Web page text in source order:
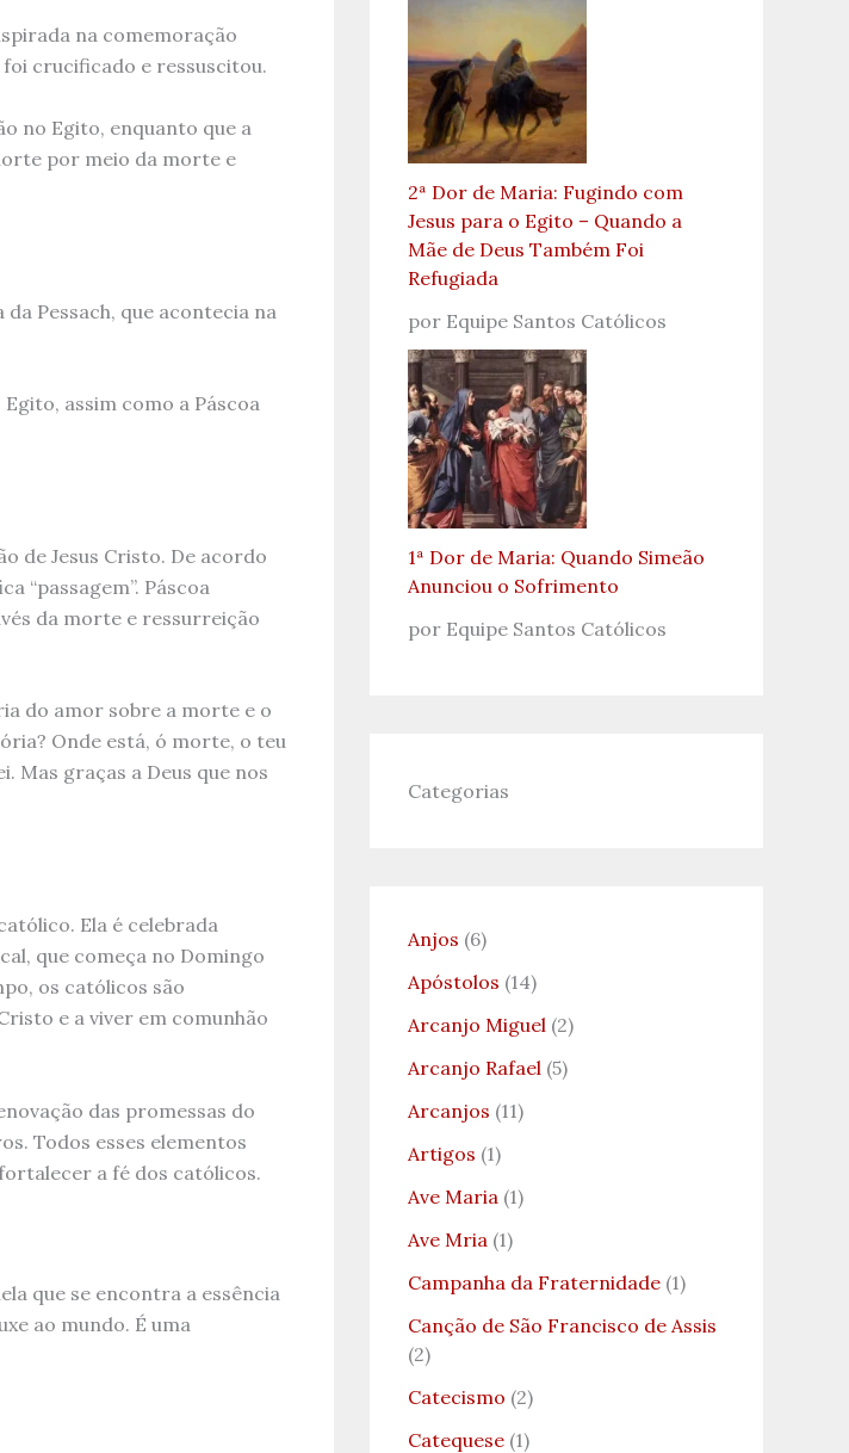
na comemoração
foi crucificado e ressuscitou.
no Egito, enquanto que a
por meio da morte e
Pessach, que acontecia na
assim como a Páscoa
de Jesus Cristo. De acordo
“passagem”. Páscoa
da morte e ressurreição
do amor sobre a morte e o
Onde está, ó morte, o teu
Mas graças a Deus que nos
Ela é celebrada
que começa no Domingo
os católicos são
e a viver em comunhão
das promessas do
Todos esses elementos
a fé dos católicos.
que se encontra a essência
ao mundo. É uma
2ª Dor de Maria: Fugindo com
Jesus para o Egito – Quando a
Mãe de Deus Também Foi
Refugiada
por Equipe Santos Católicos
1ª Dor de Maria: Quando Simeão
Anunciou o Sofrimento
por Equipe Santos Católicos
Categorias
Anjos (6)
Apóstolos (14)
Arcanjo Miguel (2)
Arcanjo Rafael (5)
Arcanjos (11)
Artigos (1)
Ave Maria (1)
Ave Mria (1)
Campanha da Fraternidade (1)
Canção de São Francisco de Assis
(2)
Catecismo (2)
Catequese (1)